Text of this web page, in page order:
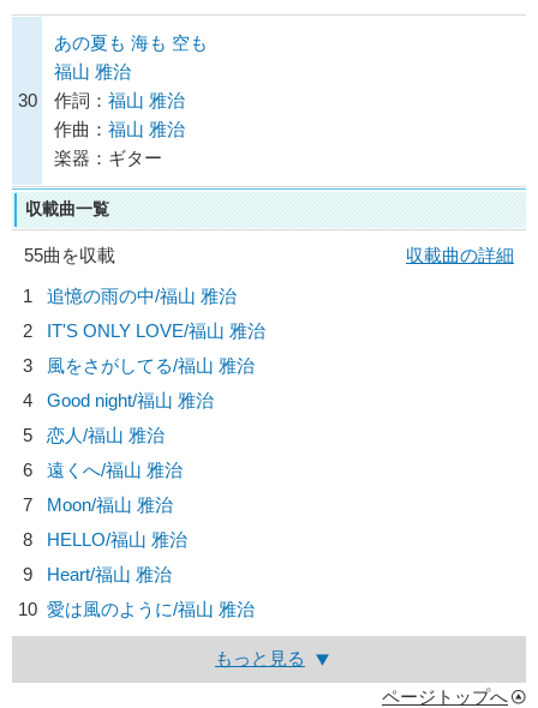
30
あの夏も 海も 空も
福山 雅治
作詞： 福山 雅治
作曲： 福山 雅治
楽器：ギター
収載曲一覧
55曲を収載
収載曲の詳細
1
追憶の雨の中/福山 雅治
2
IT'S ONLY LOVE/福山 雅治
3
風をさがしてる/福山 雅治
4
Good night/福山 雅治
5
恋人/福山 雅治
6
遠くへ/福山 雅治
7
Moon/福山 雅治
8
HELLO/福山 雅治
9
Heart/福山 雅治
10 愛は風のように/福山 雅治
もっと見る
ページトップへ